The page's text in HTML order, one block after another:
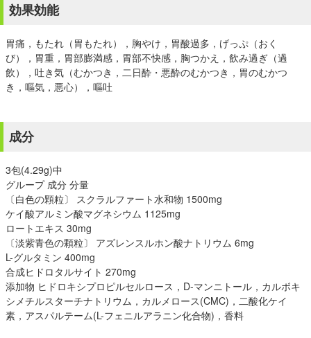
効果効能
胃痛，もたれ（胃もたれ），胸やけ，胃酸過多，げっぷ（おく
び），胃重，胃部膨満感，胃部不快感，胸つかえ，飲み過ぎ（過
飲），吐き気（むかつき，二日酔・悪酔のむかつき，胃のむかつ
き，嘔気，悪心），嘔吐
成分
3包(4.29g)中
グループ 成分 分量
〔白色の顆粒〕 スクラルファート水和物 1500mg
ケイ酸アルミン酸マグネシウム 1125mg
ロートエキス 30mg
〔淡紫青色の顆粒〕 アズレンスルホン酸ナトリウム 6mg
L-グルタミン 400mg
合成ヒドロタルサイト 270mg
添加物 ヒドロキシプロピルセルロース，D-マンニトール，カルボキ
シメチルスターチナトリウム，カルメロース(CMC)，二酸化ケイ
素，アスパルテーム(L-フェニルアラニン化合物)，香料